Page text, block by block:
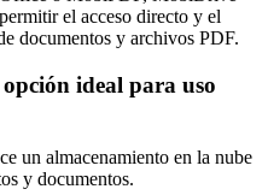
el acceso directo y el
documentos y archivos PDF.
ideal para uso
un almacenamiento en la nube
y documentos.